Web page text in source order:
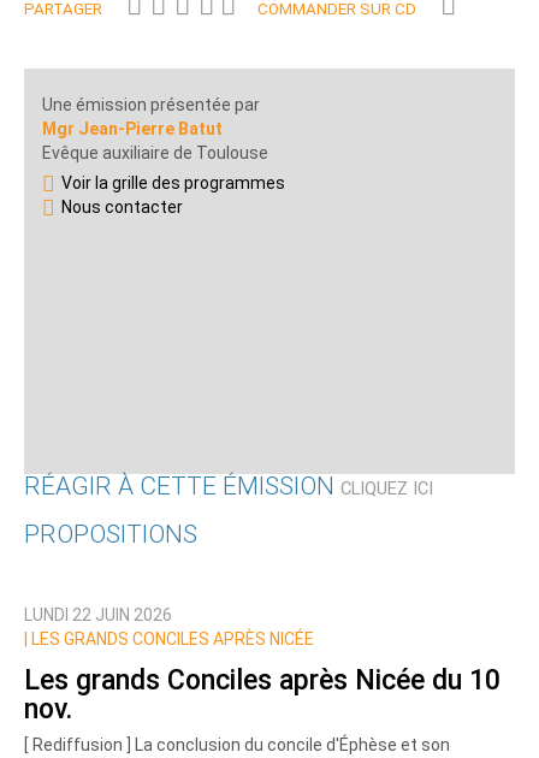
PARTAGER COMMANDER SUR CD
Une émission présentée par
Mgr Jean-Pierre Batut
Evêque auxiliaire de Toulouse
Voir la grille des programmes
Nous contacter
RÉAGIR À CETTE ÉMISSION CLIQUEZ ICI
Nom
PROPOSITIONS
LUNDI 22 JUIN 2026
LES GRANDS CONCILES APRÈS NICÉE
Les grands Conciles après Nicée du 10
nov.
[ Rediffusion ] La conclusion du concile d'Éphèse et son